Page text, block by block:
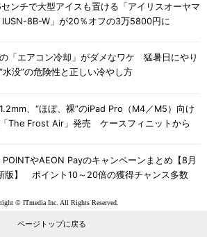
ンチで大型アイスも置ける「アイリスオーヤマ
IUSN-8B-W」が20％オフの3万5800円に
「エアコン冷却」がダメなワケ 猛暑日にやり
水没”の危険性と正しい冷やし方
、“ほぼ、裸”のiPad Pro（M4／M5）向け
The Frost Air」発売 ケースフィニットから
POINTやAEON Payのキャンペーンまとめ【8月
版】 ポイント10～20倍の獲得チャンス多数
© ITmedia Inc. All Rights Reserved.
ページトップに戻る